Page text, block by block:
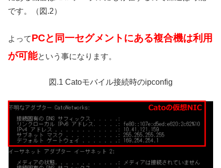
です。（図.2）
よってPCと同一セグメントにある複合機は利用
が可能という事になります。
図.1 Catoモバイル接続時のipconfig